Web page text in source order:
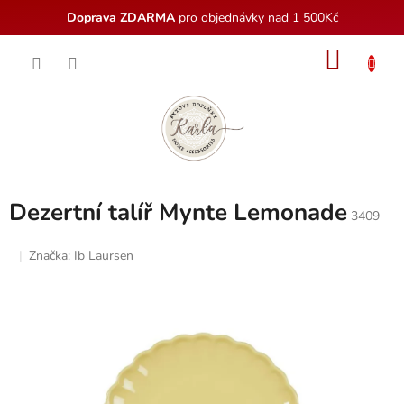
Doprava ZDARMApro objednávky nad 1 500Kč
Dezertní talíř Mynte Lemonade 3409
Značka: Ib Laursen